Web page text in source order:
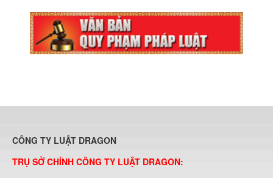
CÔNG TY LUẬT DRAGON
TRỤ SỞ CHÍNH CÔNG TY LUẬT DRAGON: